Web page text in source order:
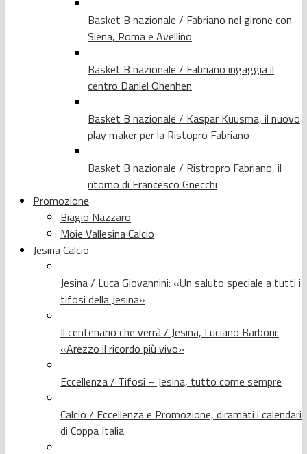
Basket B nazionale / Fabriano nel girone con
Siena, Roma e Avellino
Basket B nazionale / Fabriano ingaggia il
centro Daniel Ohenhen
Basket B nazionale / Kaspar Kuusma, il nuovo
play maker per la Ristopro Fabriano
Basket B nazionale / Ristropro Fabriano, il
ritorno di Francesco Gnecchi
Promozione
Biagio Nazzaro
Moie Vallesina Calcio
Jesina Calcio
Jesina / Luca Giovannini: «Un saluto speciale a tutti i
tifosi della Jesina»
Il centenario che verrà / Jesina, Luciano Barboni:
«Arezzo il ricordo più vivo»
Eccellenza / Tifosi – Jesina, tutto come sempre
Calcio / Eccellenza e Promozione, diramati i calendari
di Coppa Italia